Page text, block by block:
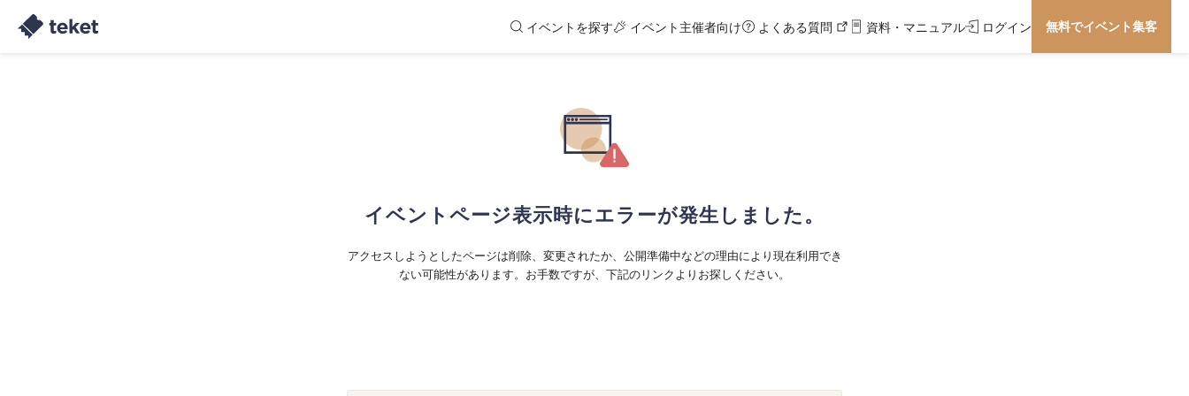
イベントを探す イベント主催者向け よくある質問 資料・マニュアル ログイン 無料でイベント集客
イベントページ表示時にエラーが発生しました。
アクセスしようとしたページは削除、変更されたか、公開準備中などの理由により現在利用でき
ない可能性があります。お手数ですが、下記のリンクよりお探しください。